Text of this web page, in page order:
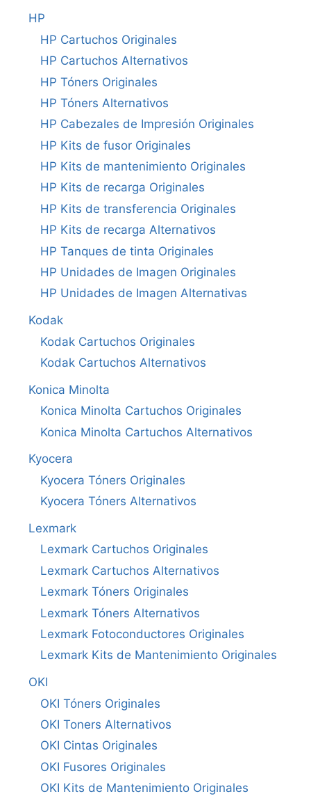
HP
HP Cartuchos Originales
HP Cartuchos Alternativos
HP Tóners Originales
HP Tóners Alternativos
HP Cabezales de Impresión Originales
HP Kits de fusor Originales
HP Kits de mantenimiento Originales
HP Kits de recarga Originales
HP Kits de transferencia Originales
HP Kits de recarga Alternativos
HP Tanques de tinta Originales
HP Unidades de Imagen Originales
HP Unidades de Imagen Alternativas
Kodak
Kodak Cartuchos Originales
Kodak Cartuchos Alternativos
Konica Minolta
Konica Minolta Cartuchos Originales
Konica Minolta Cartuchos Alternativos
Kyocera
Kyocera Tóners Originales
Kyocera Tóners Alternativos
Lexmark
Lexmark Cartuchos Originales
Lexmark Cartuchos Alternativos
Lexmark Tóners Originales
Lexmark Tóners Alternativos
Lexmark Fotoconductores Originales
Lexmark Kits de Mantenimiento Originales
OKI
OKI Tóners Originales
OKI Toners Alternativos
OKI Cintas Originales
OKI Fusores Originales
OKI Kits de Mantenimiento Originales